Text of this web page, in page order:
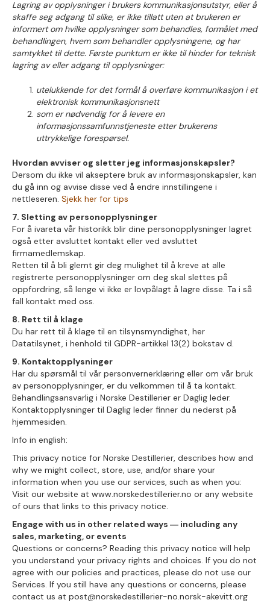
Lagring av opplysninger i brukers kommunikasjonsutstyr, eller å
skaffe seg adgang til slike, er ikke tillatt uten at brukeren er
informert om hvilke opplysninger som behandles, formålet med
behandlingen, hvem som behandler opplysningene, og har
samtykket til dette. Første punktum er ikke til hinder for teknisk
lagring av eller adgang til opplysninger:
utelukkende for det formål å overføre kommunikasjon i et
elektronisk kommunikasjonsnett
som er nødvendig for å levere en
informasjonssamfunnstjeneste etter brukerens
uttrykkelige forespørsel.
Hvordan avviser og sletter jeg informasjonskapsler?
Dersom du ikke vil akseptere bruk av informasjonskapsler, kan
du gå inn og avvise disse ved å endre innstillingene i
nettleseren. Sjekk her for tips
7. Sletting av personopplysninger
For å ivareta vår historikk blir dine personopplysninger lagret
også etter avsluttet kontakt eller ved avsluttet
firmamedlemskap.
Retten til å bli glemt gir deg mulighet til å kreve at alle
registrerte personopplysninger om deg skal slettes på
oppfordring, så lenge vi ikke er lovpålagt å lagre disse. Ta i så
fall kontakt med oss.
8. Rett til å klage
Du har rett til å klage til en tilsynsmyndighet, her
Datatilsynet, i henhold til GDPR-artikkel 13(2) bokstav d.
9. Kontaktopplysninger
Har du spørsmål til vår personvernerklæring eller om vår bruk
av personopplysninger, er du velkommen til å ta kontakt.
Behandlingsansvarlig i Norske Destillerier er Daglig leder.
Kontaktopplysninger til Daglig leder finner du nederst på
hjemmesiden.
Info in english:
This privacy notice for Norske Destillerier, describes how and
why we might collect, store, use, and/or share your
information when you use our services, such as when you:
Visit our website at www.norskedestillerier.no or any website
of ours that links to this privacy notice.
Engage with us in other related ways ― including any
sales, marketing, or events
Questions or concerns? Reading this privacy notice will help
you understand your privacy rights and choices. If you do not
agree with our policies and practices, please do not use our
Services. If you still have any questions or concerns, please
contact us at post@norskedestillerier-no.norsk-akevitt.org